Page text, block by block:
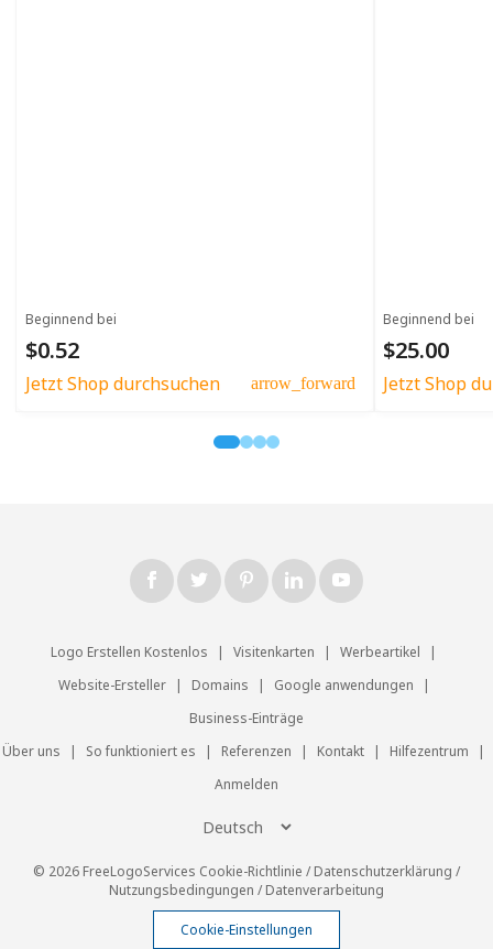
Beginnend bei
$0.52
Jetzt Shop durchsuchen arrow_forward
Beginnend bei
$25.00
Jetzt Shop
Logo Erstellen Kostenlos | Visitenkarten | Werbeartikel
|
Website-Ersteller
| Domains | Google anwendungen
|
Business-Einträge
Über uns
| So funktioniert es | Referenzen | Kontakt | Hilfezentrum
|
Anmelden
© 2026 FreeLogoServices Cookie-Richtlinie /Datenschutzerklärung /
Nutzungsbedingungen /Datenverarbeitung
Cookie-Einstellungen